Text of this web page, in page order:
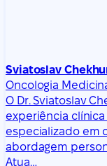
Sviatoslav
Oncologia
O Dr. Sviatoslav
experiência
especializado em
abordagem
Atua…